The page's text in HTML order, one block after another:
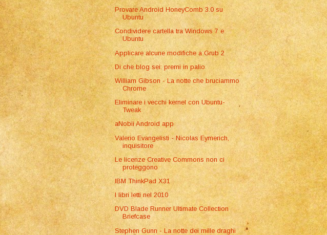
Provare Android HoneyComb 3.0 su
Ubuntu
Condividere cartella tra Windows 7 e
Ubuntu
Applicare alcune modifiche a Grub 2
Di che blog sei: premi in palio
William Gibson - La notte che bruciammo
Chrome
Eliminare i vecchi kernel con Ubuntu-
Tweak
aNobii Android app
Valerio Evangelisti - Nicolas Eymerich,
inquisitore
Le licenze Creative Commons non ci
proteggono
IBM ThinkPad X31
I libri letti nel 2010
DVD Blade Runner Ultimate Collection
Briefcase
Stephen Gunn - La notte dei mille draghi